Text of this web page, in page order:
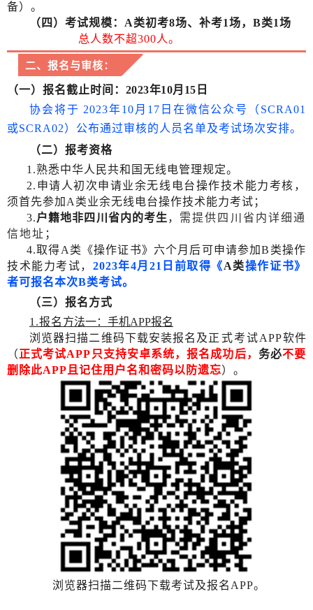
备）。
（四）考试规模：A类初考8场、补考1场，B类1场
总人数不超300人。
二、报名与审核：
（一）报名截止时间 ：2023年10月15日
协会将于 2023年10月17日在微信公众号（SCRA01
或SCRA02）公布通过审核的人员名单及考试场次安排。
（二）报考资格
1.熟悉中华人民共和国无线电管理规定。
2.申请人初次申请业余无线电台操作技术能力考核，
须首先参加A类业余无线电台操作技术能力考试；
3.户籍地非四川省内的考生 ， 需提供四川省内详细通
信地址 ；
4.取得A类《操作证书》六个月后可申请参加B类操作
技术能力考试， 2023年4月21日前取得《A类操作证书》
者可报名本次B类考试。
（三）报名方式
1.报名 方法一：手机APP报名
浏览器扫描二维码下载安装报名及正式考试APP软件
（正式考试APP只支持安卓系统，报名成功后， 务必不要
删除此APP且记住用户名和密码以防遗忘）。
浏览器扫描二维码下载考试及报名APP。